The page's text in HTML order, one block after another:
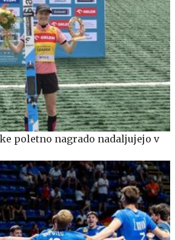
poletno nagrado nadaljujejo v